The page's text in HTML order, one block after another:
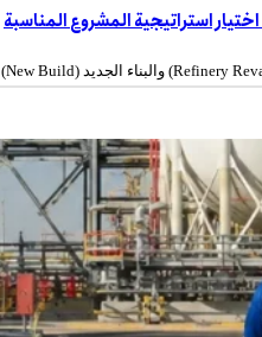
استراتيجية المشروع المناسبة